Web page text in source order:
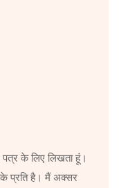
के लिए लिखता हूं।
के प्रति है। मैं अक्सर